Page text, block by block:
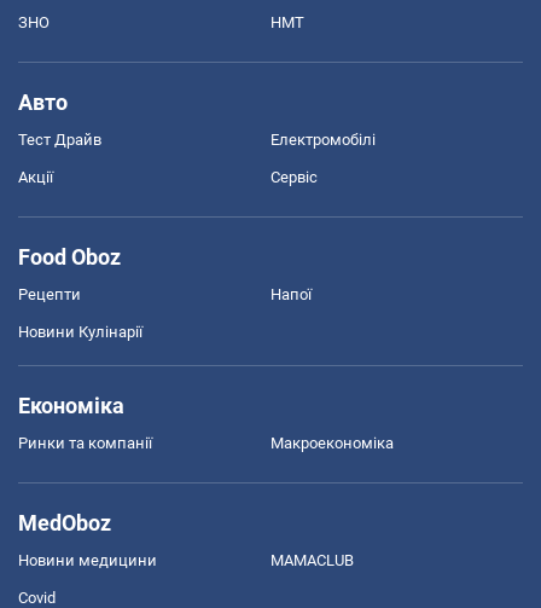
ЗНО НМТ
Авто
Тест Драйв Електромобілі
Акції Сервіс
Food Oboz
Рецепти Напої
Новини Кулінарії
Економіка
Ринки та компанії Макроекономіка
MedOboz
Новини медицини MAMACLUB
Covid